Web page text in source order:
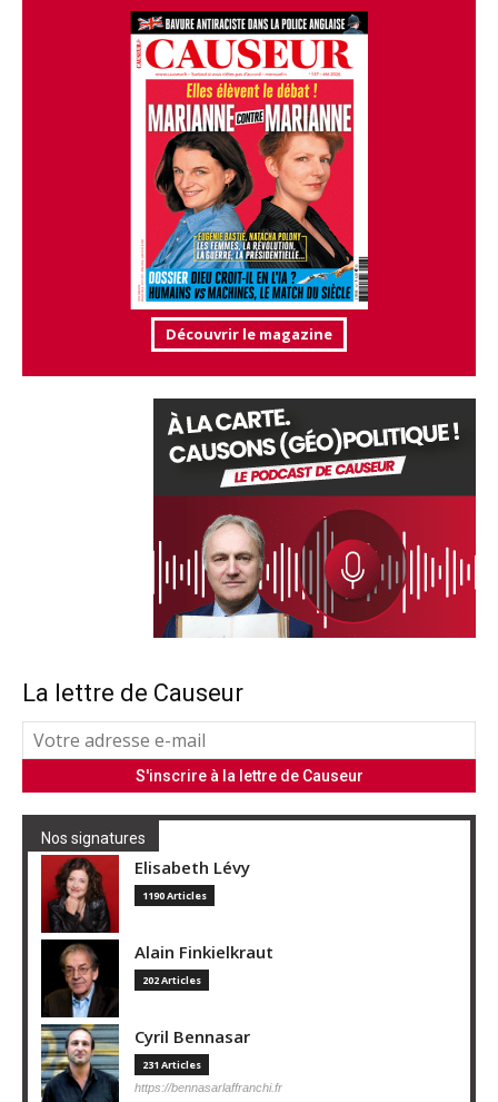
Découvrir le magazine
La lettre de Causeur
Nos signatures
Elisabeth Lévy
1190 Articles
Alain Finkielkraut
202 Articles
Cyril Bennasar
231 Articles
https://bennasarlaffranchi.fr